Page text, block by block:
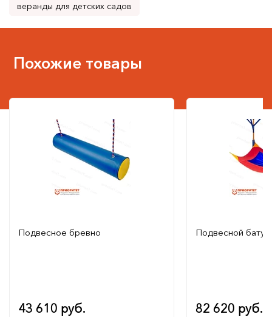
веранды для детских садов
Похожие товары
Подвесное бревно
43 610 руб.
Подвесной батут
82 620 руб.